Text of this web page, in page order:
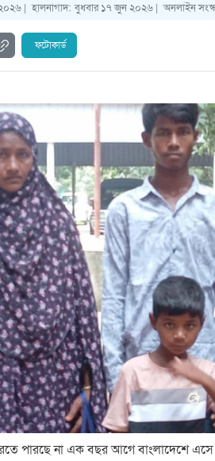
| হালনাগাদ: বুধবার ১৭ জুন ২০২৬ | অনলাইন
ফটোকার্ড
পারছে না এক বছর আগে বাংলাদেশে